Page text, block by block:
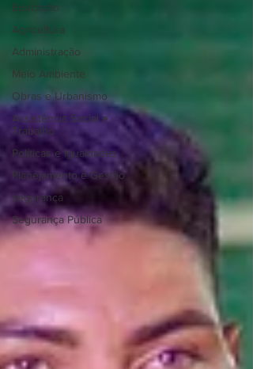
Educação
Agricultura
Administração
Meio Ambiente
Obras e Urbanismo
Assistência Social e
Trabalho
Políticas e Igualdades
Planejamento e Gestão
segurança
Segurança Pública